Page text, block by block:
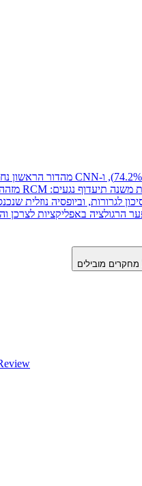
באפליקציות לצרכן
מחקרים מובילים